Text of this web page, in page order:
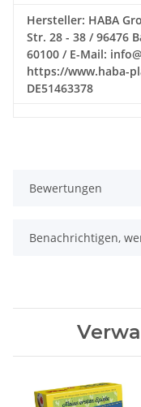
Hersteller: HABA
Str. 28 - 38 / 96476
60100 / E-Mail:
https://www.haba-
DE51463378
Bewertungen
Benachrichtigen,